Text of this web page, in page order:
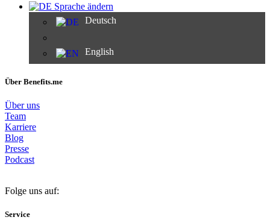
Sprache ändern
Deutsch
English
Über Benefits.me
Über uns
Team
Karriere
Blog
Presse
Podcast
Folge uns auf:
Service